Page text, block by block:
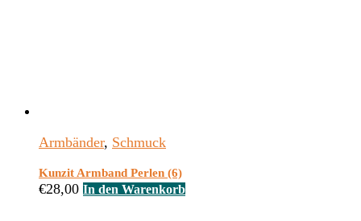
Armbänder, Schmuck
Kunzit Armband Perlen (6)
€28,00 In den Warenkorb